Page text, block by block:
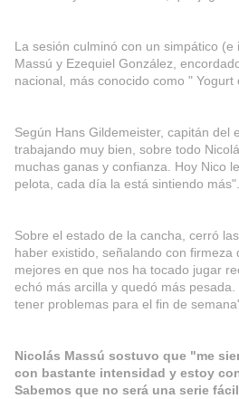
La sesión culminó con un simpático
Massú y Ezequiel González,
nacional, más conocido como " Yogurt
Según Hans Gildemeister, capitán del
trabajando muy bien, sobre todo
muchas ganas y confianza. Hoy Nico
pelota, cada día la está sintiendo más".
Sobre el estado de la cancha, cerró
haber existido, señalando con firmeza
mejores en que nos ha tocado jugar
echó más arcilla y quedó más
tener problemas para el fin de
Nicolás Massú sostuvo que "me
con bastante intensidad y estoy
Sabemos que no será una serie